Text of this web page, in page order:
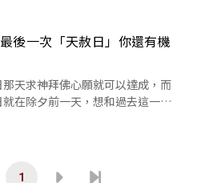
後一次「天赦日」你還有機
天求神拜佛心願就可以達成，而
在除夕前一天，想和過去這一年
這天好好求...
1